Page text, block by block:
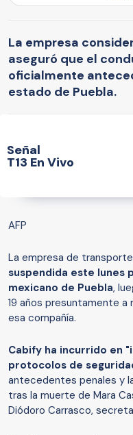
La empresa
aseguró que el
oficialmente
estado de Puebla.
Señal
T13 En Vivo
AFP
La empresa de
suspendida este lunes
mexicano de Puebla,
19 años presuntamente
esa compañía.
Cabify ha incurrido en
protocolos de
antecedentes penales y
tras la muerte de Mara
Diódoro Carrasco,